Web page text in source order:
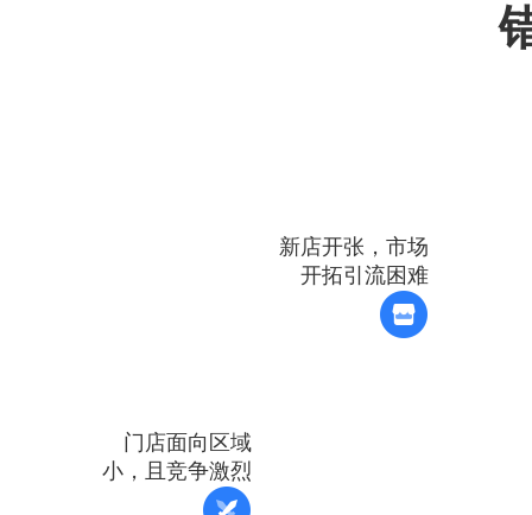
门店面向区域
小，且竞争激烈
新店开张，市场
开拓引流困难